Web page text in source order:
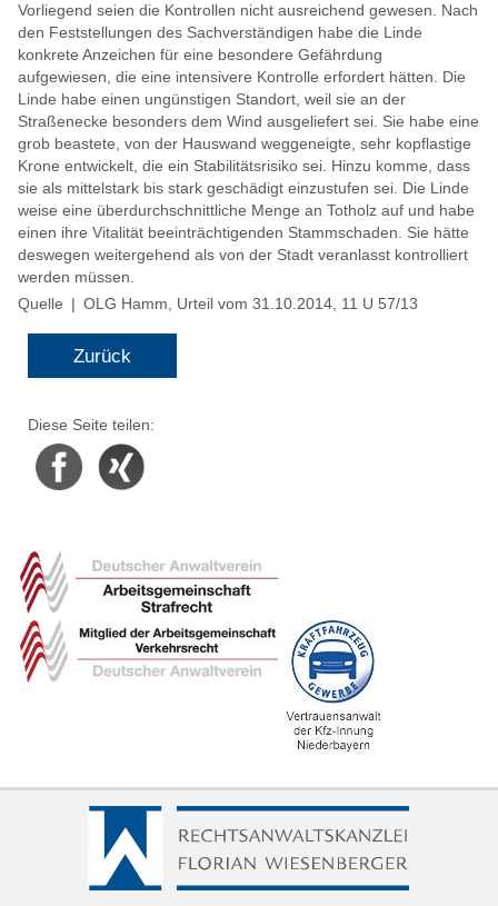
Vorliegend seien die Kontrollen nicht ausreichend gewesen. Nach
den Feststellungen des Sachverständigen habe die Linde
konkrete Anzeichen für eine besondere Gefährdung
aufgewiesen, die eine intensivere Kontrolle erfordert hätten. Die
Linde habe einen ungünstigen Standort, weil sie an der
Straßenecke besonders dem Wind ausgeliefert sei. Sie habe eine
grob beastete, von der Hauswand weggeneigte, sehr kopflastige
Krone entwickelt, die ein Stabilitätsrisiko sei. Hinzu komme, dass
sie als mittelstark bis stark geschädigt einzustufen sei. Die Linde
weise eine überdurchschnittliche Menge an Totholz auf und habe
einen ihre Vitalität beeinträchtigenden Stammschaden. Sie hätte
deswegen weitergehend als von der Stadt veranlasst kontrolliert
werden müssen.
Quelle | OLG Hamm, Urteil vom 31.10.2014, 11 U 57/13
Zurück
Diese Seite teilen:
Facebook Xing